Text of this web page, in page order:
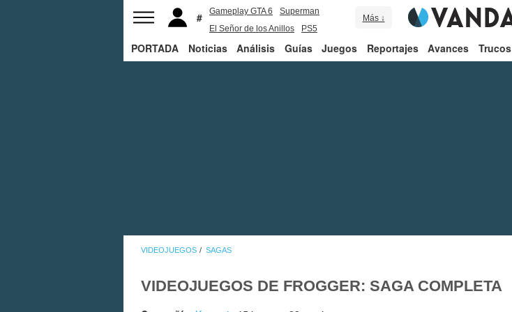
Gameplay GTA 6
Superman
El Señor de los Anillos
PS5
Más ↓
PORTADA Noticias Análisis Guías Juegos Reportajes Avances Trucos
VIDEOJUEGOS SAGAS
VIDEOJUEGOS DE FROGGER: SAGA COMPLETA